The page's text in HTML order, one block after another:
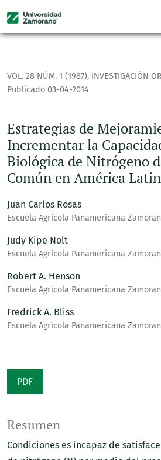
Estrategias de Mejoramiento para
VOL. 28 NÚM. 1 (1987), INVESTIGACIÓN
Estrategias de
Incrementar la
Biológica de Nitrógeno
Común en América
Publicado 03-04-2014
Juan Carlos Rosas
Escuela Agrícola Panamericana
Judy Kipe Nolt
Escuela Agrícola Panamericana
Robert A. Henson
Escuela Agrícola Panamericana
Fredrick A. Bliss
Escuela Agrícola Panamericana
PDF
Resumen
Condiciones es incapaz de